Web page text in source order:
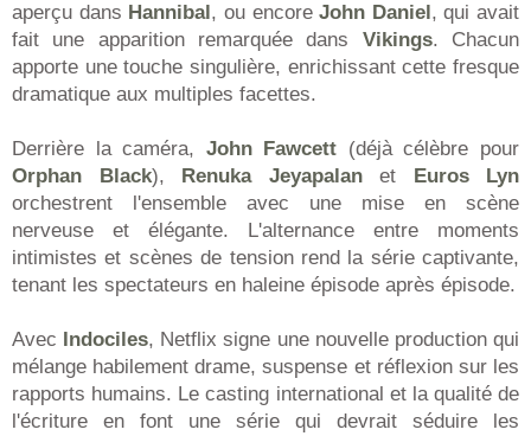
aperçu dans Hannibal, ou encoreJohn Daniel, qui avait
fait une apparition remarquée dans Vikings. Chacun
apporte une touche singulière, enrichissant cette fresque
dramatique aux multiples facettes.
Derrière la caméra, John Fawcett (déjà célèbre pour
Orphan Black), Renuka Jeyapalanet Euros Lyn
orchestrent l'ensemble avec une mise en scène
nerveuse et élégante. L'alternance entre moments
intimistes et scènes de tension rend la série captivante,
tenant les spectateurs en haleine épisode après épisode.
Avec Indociles, Netflix signe une nouvelle production qui
mélange habilement drame, suspense et réflexion sur les
rapports humains. Le casting international et la qualité de
l'écriture en font une série qui devrait séduire les